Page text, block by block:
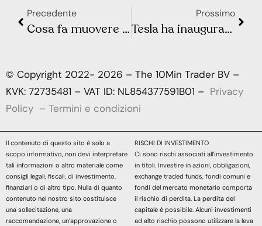
Precedente
Cosa fa muovere i mercati? Sintesi Macro – Settimana 11
Prossimo
Tesla ha inaugurato la Gigafactory a Berlino
© Copyright 2022- 2026 – The 10Min Trader BV –
KVK: 72735481 – VAT ID: NL854377591B01 – Privacy
Policy – Termini e condizioni
Il contenuto di questo sito è solo a
scopo informativo, non devi interpretare
tali informazioni o altro materiale come
consigli legali, fiscali, di investimento,
finanziari o di altro tipo. Nulla di quanto
contenuto nel nostro sito costituisce
una sollecitazione, una
raccomandazione, un’approvazione o
RISCHI DI INVESTIMENTO
Ci sono rischi associati all’investimento
in titoli. Investire in azioni, obbligazioni,
exchange traded funds, fondi comuni e
fondi del mercato monetario comporta
il rischio di perdita. La perdita del
capitale è possibile. Alcuni investimenti
ad alto rischio possono utilizzare la leva